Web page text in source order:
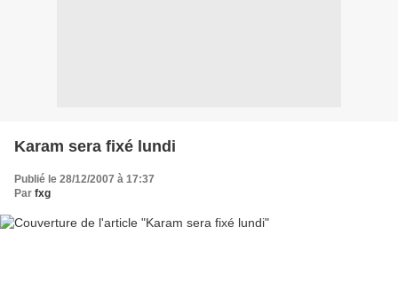
Karam sera fixé lundi
Publié le 28/12/2007 à 17:37
Par fxg